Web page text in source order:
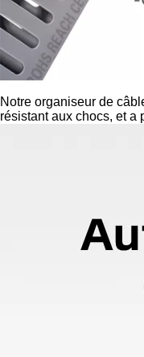
Notre organiseur de
résistant aux chocs, et a